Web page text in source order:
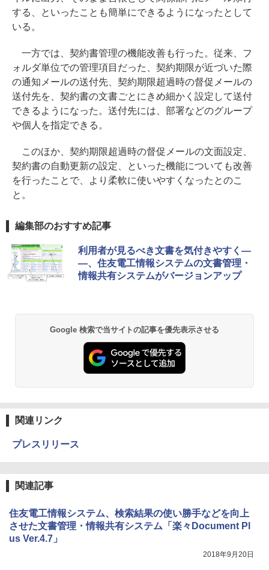
する、といったことも簡単にできるようになったとして
いる。
一方では、契約書管理の機能改善も行った。従来、フ
ォルダ単位での管理項目だった、契約期限が近づいた際
の通知メールの送付先、契約期限超過時の督促メールの
送付先を、契約書の文書ごとにきめ細かく設定して送付
できるようになった。送付先には、部署などのグループ
や個人を指定できる。
このほか、契約期限超過時の督促メールの文面設定、
契約書の自動更新の設定、といった機能についても改善
を行ったことで、より柔軟に使いやすくなったとのこ
と。
編集部のおすすめ記事
利用者が見るべき文書を気付きやすく―
―、住友電工情報システムの文書管理・
情報共有システムがバージョンアップ
Google 検索で当サイトの記事を優先表示させる
関連リンク
プレスリリース
関連記事
住友電工情報システム、検索結果の使い勝手などを向上
させた文書管理・情報共有システム「楽々Document Pl
us Ver.4.7」
2018年9月20日